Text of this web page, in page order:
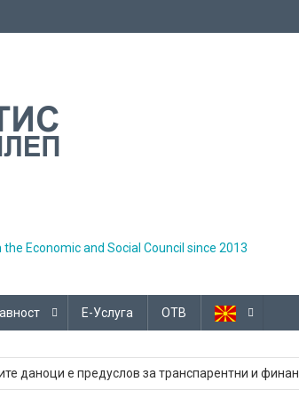
Economic and Social Council since 2013
Е-Услуга ОТВ
одлуки во општините
даноци е предуслов за транспарентни и